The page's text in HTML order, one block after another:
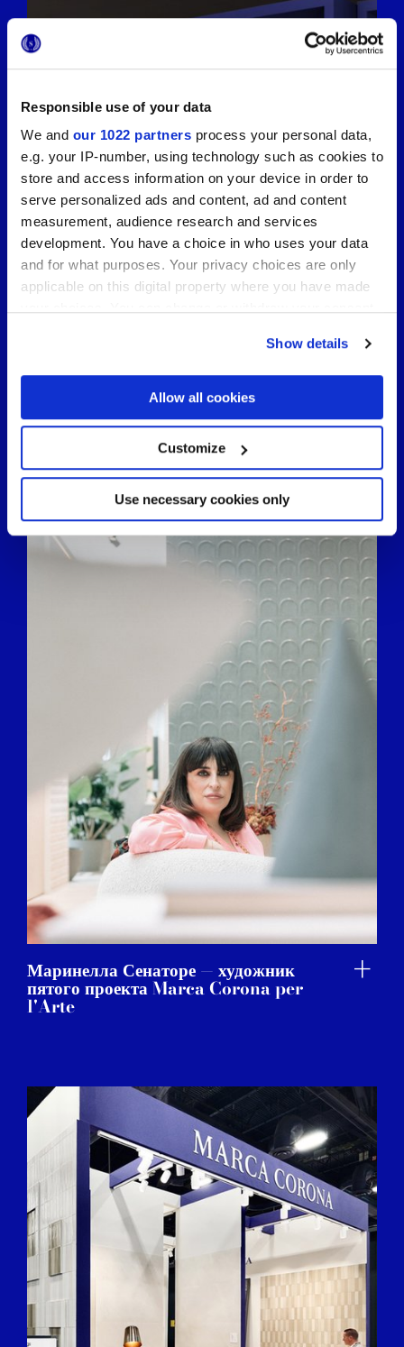
Responsible use of your data
We and our 1022 partners process your personal data,
e.g. your IP-number, using technology such as cookies to
store and access information on your device in order to
serve personalized ads and content, ad and content
measurement, audience research and services
development. You have a choice in who uses your data
and for what purposes. Your privacy choices are only
applicable on this digital property where you have made
If you allow, we would also like to:
Collect information about your geographical
location which can be accurate to within several
Identify your device by actively scanning it for
specific characteristics (fingerprinting)
Find out more about how your personal data is processed
and set your preferences in thedetails section.
We use cookies to personalise content and ads, to
provide social media features and to analyse our traffic.
We also share information about your use of our site with
our social media, advertising and analytics partners who
may combine it with other information that you’ve
provided to them or that they’ve collected from your use
Show details
Allow all cookies
Customize
Use necessary cookies only
Marca Corona: превью, концепции и
анонсы с выставки керамической
плитки.
Маринелла Сенаторе — художник
пятого проекта Marca Corona per
l'Arte